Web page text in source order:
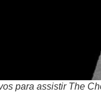
para assistir The